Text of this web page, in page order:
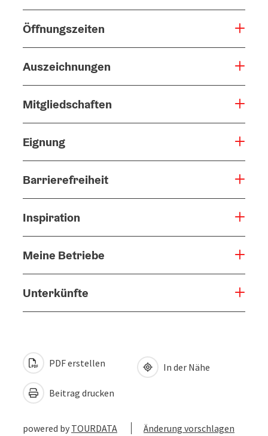
Öffnungszeiten
Auszeichnungen
Mitgliedschaften
Eignung
Barrierefreiheit
Inspiration
Meine Betriebe
Unterkünfte
PDF erstellen
Beitrag drucken
In der Nähe
powered by TOURDATA Änderung vorschlagen